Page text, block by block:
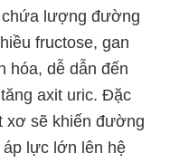
lượng đường
fructose, gan
hóa, dễ dẫn đến
axit uric. Đặc
xơ sẽ khiến đường
lực lớn lên hệ